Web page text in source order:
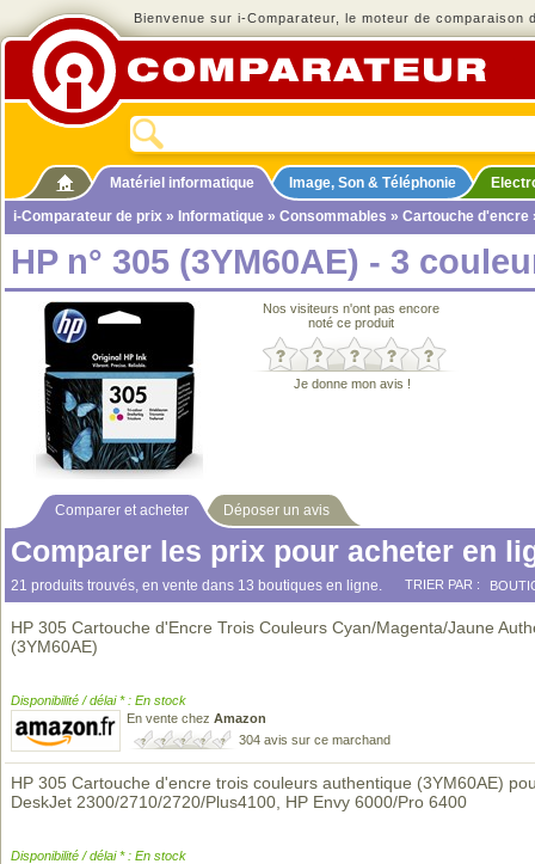
Bienvenue sur i-Comparateur, le moteur de comparaison
Matériel informatique Image, Son & Téléphonie
i-Comparateur de prix » Informatique » Consommables » Cartouche d'encre
HP n° 305 (3YM60AE) - 3
Nos visiteurs n'ont pas encore
noté ce produit
Je donne mon avis !
Comparer et acheter Déposer un avis
Comparer les prix pour acheter en
21 produits trouvés, en vente dans 13 boutiques en ligne. TRIER PAR :
HP 305 Cartouche d'Encre Trois Couleurs Cyan/Magenta/Jaune
(3YM60AE)
Disponibilité / délai * : En stock
En vente chez Amazon
304 avis sur ce marchand
HP 305 Cartouche d'encre trois couleurs authentique (3YM60AE)
DeskJet 2300/2710/2720/Plus4100, HP Envy 6000/Pro 6400
Disponibilité / délai * : En stock